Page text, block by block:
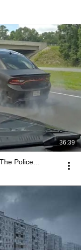
36:39
Police...